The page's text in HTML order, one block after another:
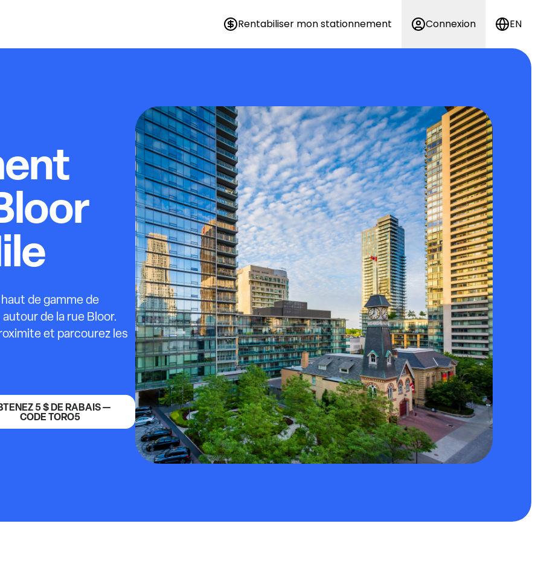
Rentabiliser mon stationnement Connexion EN
de gamme de
de la rue Bloor.
et parcourez les
5 $ DE RABAIS —
CODE TORO5